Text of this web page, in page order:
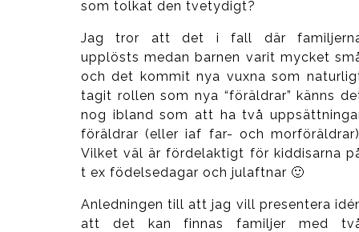
som tolkat den tvetydigt?
Jag tror att det i fall där
upplösts medan barnen varit mycket
och det kommit nya vuxna som
tagit rollen som nya “föräldrar” känns
nog ibland som att ha två
föräldrar (eller iaf far- och
Vilket väl är fördelaktigt för kiddisarna
t ex födelsedagar och julaftnar 🙂
Anledningen till att jag vill presentera
att det kan finnas familjer med